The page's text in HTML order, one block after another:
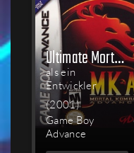
Ultimate Mortal Kombat 3
als ein
Entwickler
(2001)
Game Boy
Advance